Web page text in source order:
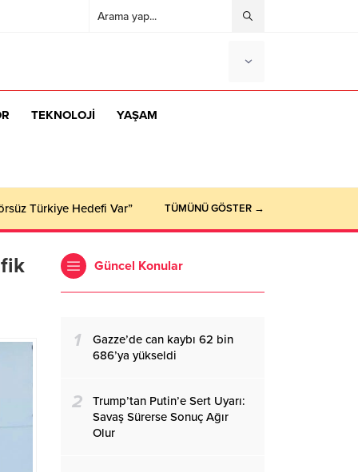
TEKNOLOJİ YAŞAM
Türkiye Hedefi Var” TÜMÜNÜ GÖSTER →
Güncel Konular
1
Gazze’de can kaybı 62 bin
686’ya yükseldi
2
Trump’tan Putin’e Sert Uyarı:
Savaş Sürerse Sonuç Ağır
Olur